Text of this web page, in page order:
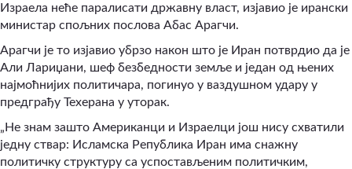
Израела неће паралисати државну власт, изјавио је ирански
министар спољних послова Абас Арагчи.
Арагчи је то изјавио убрзо након што је Иран потврдио да је
Али Лариџани, шеф безбедности земље и један од њених
најмоћнијих политичара, погинуо у ваздушном удару у
предграђу Техерана у уторак.
„Не знам зашто Американци и Израелци још нису схватили
једну ствар: Исламска Република Иран има снажну
политичку структуру са успостављеним политичким,